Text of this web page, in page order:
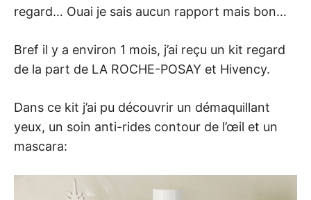
regard… Ouai je sais aucun rapport mais bon…
Bref il y a environ 1 mois, j’ai reçu un kit regard
de la part de LA ROCHE-POSAY et Hivency.
Dans ce kit j’ai pu découvrir un démaquillant
yeux, un soin anti-rides contour de l’œil et un
mascara: